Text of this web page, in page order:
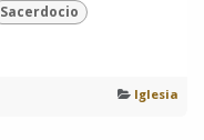
Sacerdocio
Iglesia